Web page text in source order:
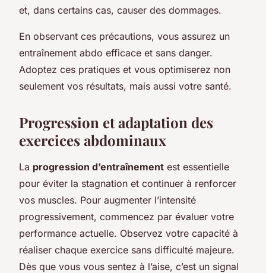
et, dans certains cas, causer des dommages.
En observant ces précautions, vous assurez un
entraînement abdo efficace et sans danger.
Adoptez ces pratiques et vous optimiserez non
seulement vos résultats, mais aussi votre santé.
Progression et adaptation des
exercices abdominaux
La progression d’entraînement est essentielle
pour éviter la stagnation et continuer à renforcer
vos muscles. Pour augmenter l’intensité
progressivement, commencez par évaluer votre
performance actuelle. Observez votre capacité à
réaliser chaque exercice sans difficulté majeure.
Dès que vous vous sentez à l’aise, c’est un signal